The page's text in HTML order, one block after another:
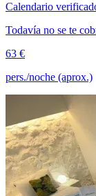
Calendario
Todavía no se te
63 €
pers./noche (aprox.)